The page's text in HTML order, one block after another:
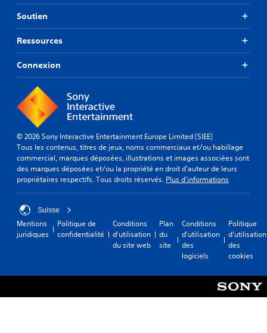
Soutien
Ressources
Connexion
© 2026 Sony Interactive Entertainment Europe Limited (SIEE)
Tous les contenus, titres de jeux, noms commerciaux et/ou habillage
commercial, marques déposées, illustrations et images associées sont
des marques déposées et/ou la propriété en droit d'auteur de leurs
propriétaires respectifs. Tous droits réservés. Plus d'informations
Suisse
Mentions
juridiques
Politique de
confidentialité
Conditions
d'utilisation
du site web
Plan
du
site
Conditions
d'utilisation
des
logiciels
Politique
d'utilisation
des
cookies